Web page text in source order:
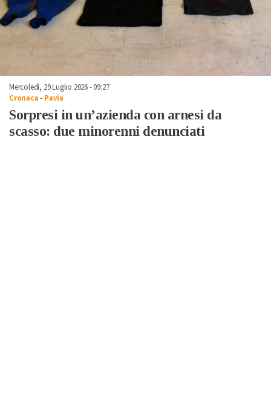
Mercoledì, 29 Luglio 2026 - 09:27
Cronaca- Pavia
Sorpresi in un’azienda con arnesi da
scasso: due minorenni denunciati